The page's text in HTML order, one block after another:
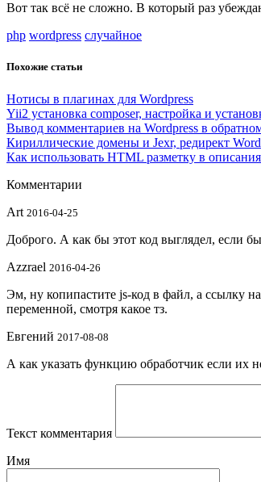
Вот так всё не сложно. В который раз
php wordpress случайное
Похожие статьи
Нотисы в плагинах для Wordpress
Yii2 установка composer, настройка и
Вывод комментариев на Wordpress в
Кириллические домены и Jexr, редирект
Как использовать HTML разметку в
Комментарии
Art 2016-04-25
Доброго. А как бы этот код выглядел, если
Azzrael 2016-04-26
Эм, ну копипастите js-код в файл, а ссылку
переменной, смотря какое тз.
Евгений 2017-08-08
А как указать функцию обработчик если их
Текст комментария
Имя